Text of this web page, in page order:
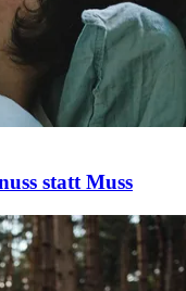
statt Muss